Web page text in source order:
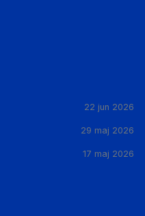
22 jun 2026
29 maj 2026
17 maj 2026